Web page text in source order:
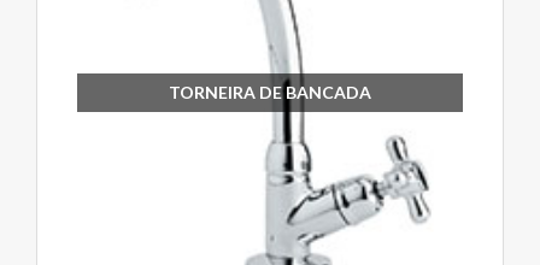
TORNEIRA DE BANCADA